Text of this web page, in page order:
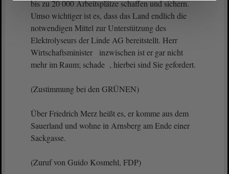
bis zu 20 000 Arbeitsplätze schaffen und sichern.
Umso wichtiger ist es, dass das Land endlich die
notwendigen Mittel zur Unterstützung des
Elektrolyseurs der Linde AG bereitstellt. Herr
Wirtschaftsminister inzwischen ist er gar nicht
mehr im Raum; schade , hierbei sind Sie gefordert.
(Zustimmung bei den GRÜNEN)
Über Friedrich Merz heißt es, er komme aus dem
Sauerland und wohne in Arnsberg am Ende einer
Sackgasse.
(Zuruf von Guido Kosmehl, FDP)